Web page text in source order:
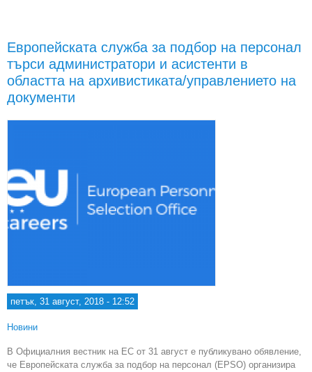
Европейската служба за подбор на персонал
търси администратори и асистенти в
областта на архивистикатa/управлениетo на
документи
петък, 31 август, 2018 - 12:52
Новини
В Официалния вестник на ЕС от 31 август е публикувано обявление,
че Европейската служба за подбор на персонал (EPSO) организира